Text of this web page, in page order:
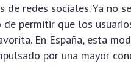
de redes sociales. Ya no
de permitir que los
En España, esta
por una mayor